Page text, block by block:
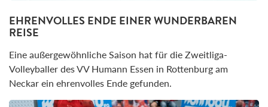
EHRENVOLLES ENDE EINER WUNDERBAREN
REISE
Eine außergewöhnliche Saison hat für die Zweitliga-
Volleyballer des VV Humann Essen in Rottenburg am
Neckar ein ehrenvolles Ende gefunden.